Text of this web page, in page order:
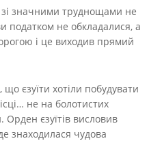
зі значними труднощами не
податком не обкладалися, а
і це виходив прямий
єзуїти хотіли побудувати
не на болотистих
Орден єзуїтів висловив
знаходилася чудова